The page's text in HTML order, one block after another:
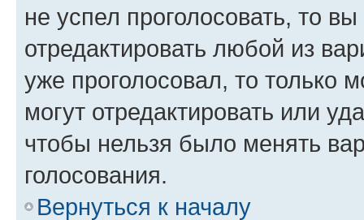
не успел проголосовать, то
отредактировать любой из
уже проголосовал, то только
могут отредактировать или
чтобы нельзя было менять
голосования.
Вернуться к началу